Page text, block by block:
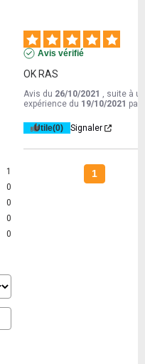
1
0
0
0
0
Avis vérifié
OK RAS
Avis du 26/10/2021 , suite à
expérience du 19/10/2021 par
Utile(0) Signaler
1